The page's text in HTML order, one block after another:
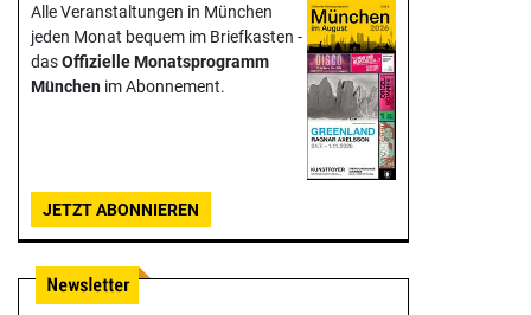
Alle Veranstaltungen in München
jeden Monat bequem im Briefkasten -
dasOffizielle Monats­programm
München im Abonnement.
JETZT ABONNIEREN